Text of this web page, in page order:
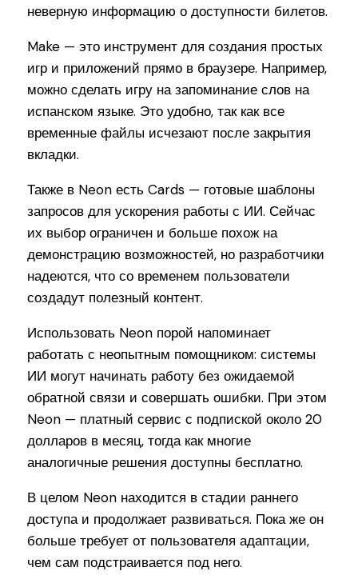
неверную информацию о доступности билетов.
Make — это инструмент для создания простых
игр и приложений прямо в браузере. Например,
можно сделать игру на запоминание слов на
испанском языке. Это удобно, так как все
временные файлы исчезают после закрытия
вкладки.
Также в Neon есть Cards — готовые шаблоны
запросов для ускорения работы с ИИ. Сейчас
их выбор ограничен и больше похож на
демонстрацию возможностей, но разработчики
надеются, что со временем пользователи
создадут полезный контент.
Использовать Neon порой напоминает
работать с неопытным помощником: системы
ИИ могут начинать работу без ожидаемой
обратной связи и совершать ошибки. При этом
Neon — платный сервис с подпиской около 20
долларов в месяц, тогда как многие
аналогичные решения доступны бесплатно.
В целом Neon находится в стадии раннего
доступа и продолжает развиваться. Пока же он
больше требует от пользователя адаптации,
чем сам подстраивается под него.